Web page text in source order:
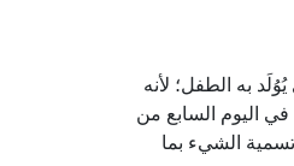
به الطفل؛ لأنه
في اليوم السابع من
الشيء بما